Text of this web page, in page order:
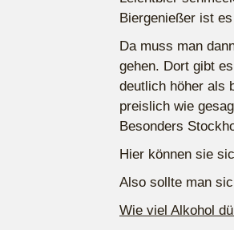
Biergenießer ist
Da muss man
gehen. Dort gibt
deutlich höher als
preislich wie
Besonders
Hier können sie
Also sollte man
Wie viel Alkohol